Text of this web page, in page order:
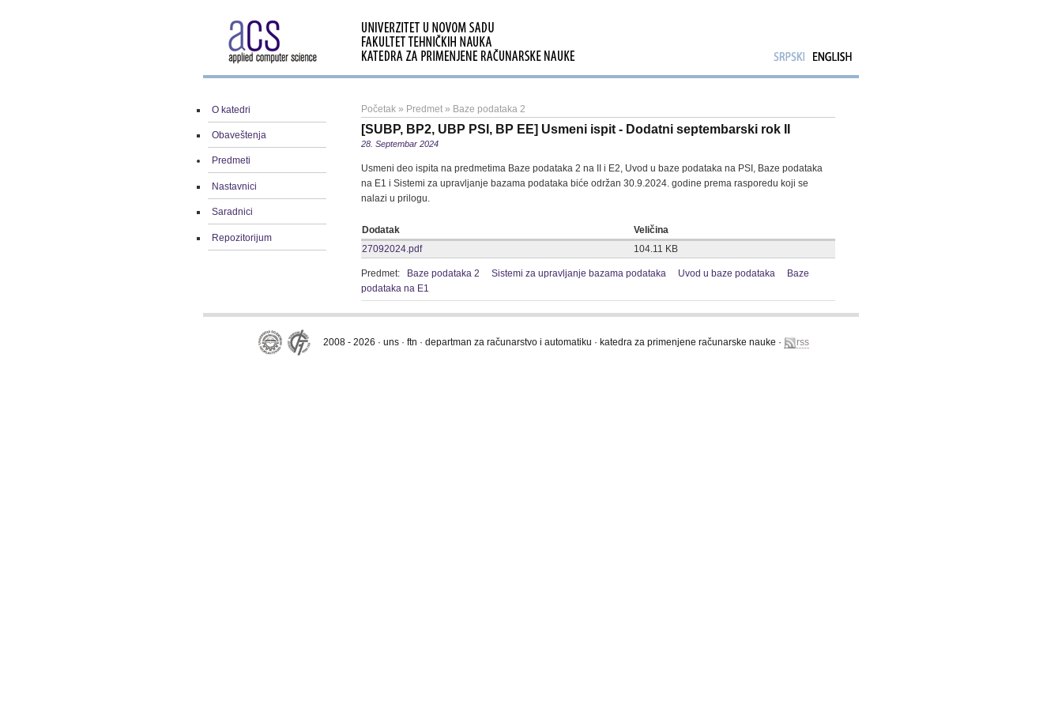
O katedri
Obaveštenja
Predmeti
Nastavnici
Saradnici
Repozitorijum
Početak » Predmet » Baze podataka 2
[SUBP, BP2, UBP PSI, BP EE] Usmeni ispit - Dodatni septembarski rok II
28. Septembar 2024
Usmeni deo ispita na predmetima Baze podataka 2 na II i E2, Uvod u baze podataka na PSI, Baze podataka
na E1 i Sistemi za upravljanje bazama podataka biće održan 30.9.2024. godine prema rasporedu koji se
nalazi u prilogu.
Dodatak
Veličina
27092024.pdf
104.11 KB
Predmet: Baze podataka 2 Sistemi za upravljanje bazama podataka Uvod u baze podataka
Baze
podataka na E1
2008 - 2026 · uns · ftn · departman za računarstvo i automatiku · katedra za primenjene računarske nauke · rss